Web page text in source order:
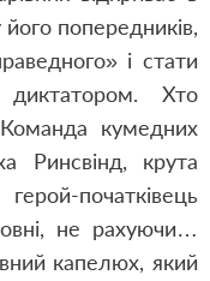
попередників,
і стати
диктатором. Хто
кумедних
Ринсвінд, крута
початківець
не рахуючи…
капелюх, який